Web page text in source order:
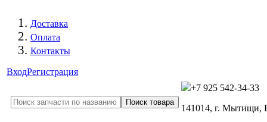
Доставка
Оплата
Контакты
ВходРегистрация
+7 925 542-34-33
141014, г. Мытищи,